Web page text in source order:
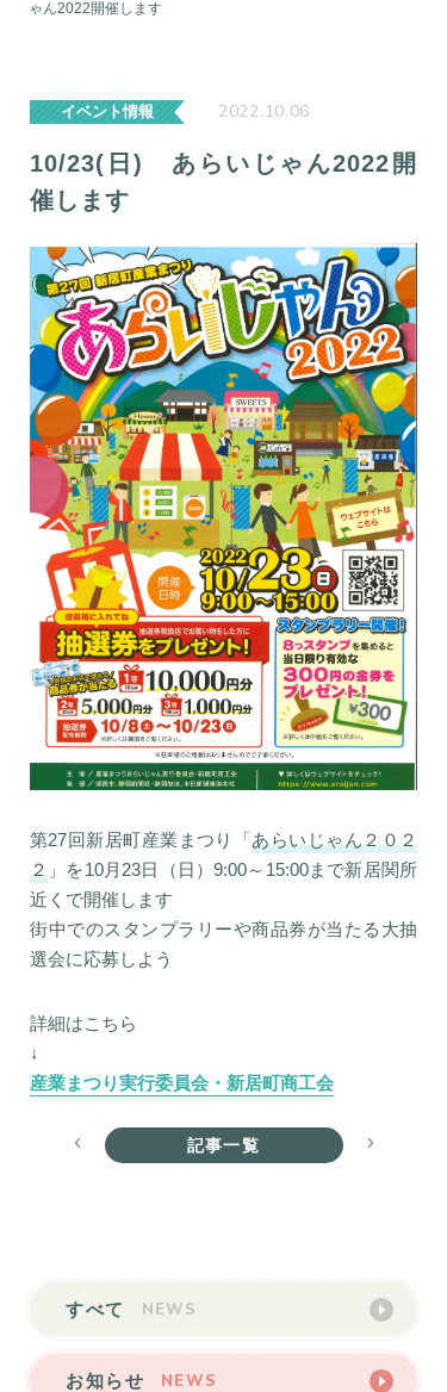
ゃん2022開催します
イベント情報 2022.10.06
10/23(日) あらいじゃん2022開
催します
第27回新居町産業まつり「あらいじゃん２０２
２ 」を10月23日（日）9:00～15:00まで新居関所
近くで開催します
街中でのスタンプラリーや商品券が当たる大抽
選会に応募しよう
詳細はこちら
↓
産業まつり実行委員会・新居町商工会
記事一覧
NEWS
すべて
NEWS
お知らせ